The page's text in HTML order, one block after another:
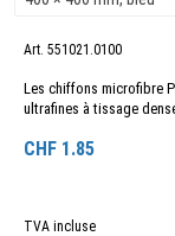
Art. 551021.0100
Les chiffons microfibre
ultrafines à tissage
CHF 1.85
TVA incluse